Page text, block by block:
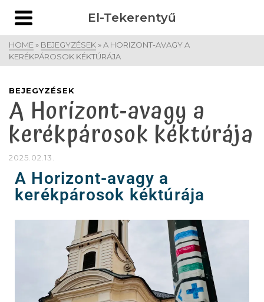
El-Tekerentyű
HOME » BEJEGYZÉSEK »A HORIZONT-AVAGY A
KERÉKPÁROSOK KÉKTÚRÁJA
BEJEGYZÉSEK
A Horizont-avagy a
kerékpárosok kéktúrája
2025.02.13.
A Horizont-avagy a
kerékpárosok kéktúrája